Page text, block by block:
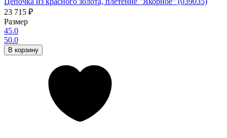
23 715 ₽
Размер
45.0
50.0
В корзину